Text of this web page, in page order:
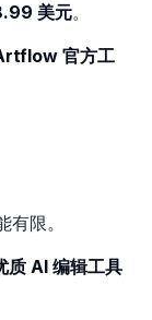
美元。
官方工
有限。
质 AI 编辑工具